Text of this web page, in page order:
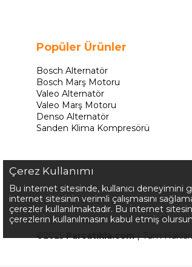
Popüler Ürünler
Bosch Alternatör
Bosch Marş Motoru
Valeo Alternatör
Valeo Marş Motoru
Denso Alternatör
Sanden Klima Kompresörü
©2025Parcatikla.com| Tüm Hakları
Çerez Kullanımı
Bu internet sitesinde, kullanıcı deneyimini
internet sitesinin verimli çalışmasını
çerezler kullanılmaktadır. Bu internet
çerezlerin kullanılmasını kabul etmiş